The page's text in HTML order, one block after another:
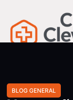
BLOG GENERAL